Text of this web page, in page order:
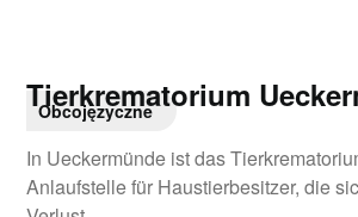
Obcojęzyczne
Tierkrematorium
In Ueckermünde ist das
Anlaufstelle für Haustierbesitzer, die